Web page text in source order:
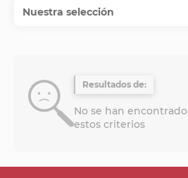
Nuestra selección
Resultados de:
No se han
estos criterios